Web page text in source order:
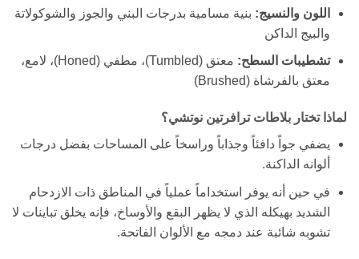
اللون والنسيج: بنية مسامية بدرجات البني والجوز والشوكولاتة
والبيج الداكن
تشطيبات السطح:
معتق (Tumbled)، مطفي (Honed)، لامع،
معتق بالفرشاة (Brushed)
لماذا تختار بلاطات ترافرتين نوتشي؟
يضفي جواً دافئاً وجذاباً وراسخاً على المساحات بفضل درجات
ألوانه الداكنة.
في حين أنه يوفر استخداماً عملياً في المناطق ذات الازدحام
الشديد بهيكله الذي لا يظهر البقع والأوساخ، فإنه يخلق تباينات لا
تشوبه شائبة عند دمجه مع الألوان الفاتحة.